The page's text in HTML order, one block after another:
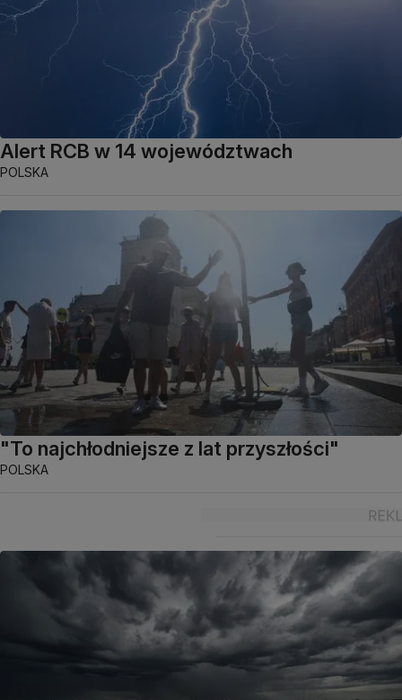
Alert RCB w 14 województwach
POLSKA
"To najchłodniejsze z lat przyszłości"
POLSKA